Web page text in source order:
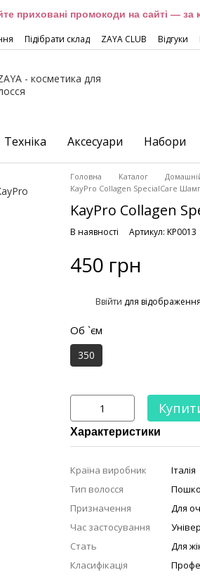
приховані промокоди на сайті — за
Підібрати склад ZAYA CLUB Відгуки
Техніка Аксесуари Набори
Головна Каталог
KayPro Collagen SpecialCare
KayPro Collagen
В наявності Артикул: KP0013
450 грн
Ввійти для
Об `єм
350
Характеристики
Країна виробник
Італія
Тип волосся
Призначення
Для
Час застосування
Стать
Для
Класифікація